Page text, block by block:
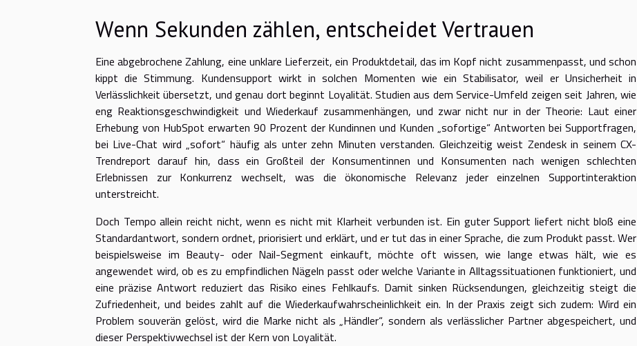
Wenn Sekunden zählen, entscheidet Vertrauen
Eine abgebrochene Zahlung, eine unklare Lieferzeit, ein Produktdetail, das im Kopf nicht zusammenpasst, und schon
kippt die Stimmung. Kundensupport wirkt in solchen Momenten wie ein Stabilisator, weil er Unsicherheit in
Verlässlichkeit übersetzt, und genau dort beginnt Loyalität. Studien aus dem Service-Umfeld zeigen seit Jahren, wie
eng Reaktionsgeschwindigkeit und Wiederkauf zusammenhängen, und zwar nicht nur in der Theorie: Laut einer
Erhebung von HubSpot erwarten 90 Prozent der Kundinnen und Kunden „sofortige“ Antworten bei Supportfragen,
bei Live-Chat wird „sofort“ häufig als unter zehn Minuten verstanden. Gleichzeitig weist Zendesk in seinem CX-
Trendreport darauf hin, dass ein Großteil der Konsumentinnen und Konsumenten nach wenigen schlechten
Erlebnissen zur Konkurrenz wechselt, was die ökonomische Relevanz jeder einzelnen Supportinteraktion
unterstreicht.
Doch Tempo allein reicht nicht, wenn es nicht mit Klarheit verbunden ist. Ein guter Support liefert nicht bloß eine
Standardantwort, sondern ordnet, priorisiert und erklärt, und er tut das in einer Sprache, die zum Produkt passt. Wer
beispielsweise im Beauty- oder Nail-Segment einkauft, möchte oft wissen, wie lange etwas hält, wie es
angewendet wird, ob es zu empfindlichen Nägeln passt oder welche Variante in Alltagssituationen funktioniert, und
eine präzise Antwort reduziert das Risiko eines Fehlkaufs. Damit sinken Rücksendungen, gleichzeitig steigt die
Zufriedenheit, und beides zahlt auf die Wiederkaufwahrscheinlichkeit ein. In der Praxis zeigt sich zudem: Wird ein
Problem souverän gelöst, wird die Marke nicht als „Händler“, sondern als verlässlicher Partner abgespeichert, und
dieser Perspektivwechsel ist der Kern von Loyalität.